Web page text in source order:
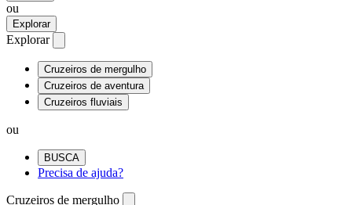
ou
Explorar
Explorar
Cruzeiros de mergulho
Cruzeiros de aventura
Cruzeiros fluviais
ou
BUSCA
Precisa de ajuda?
Cruzeiros de mergulho